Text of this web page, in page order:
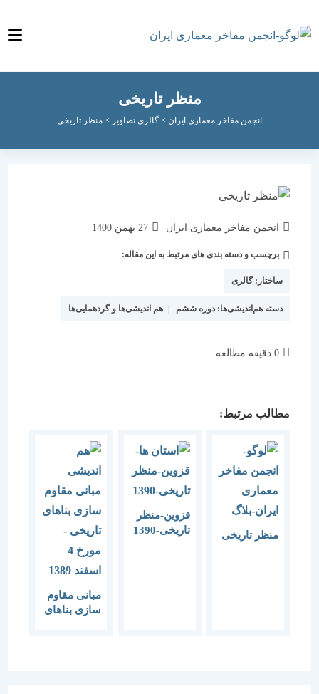
منظر تاریخی
انجمن مفاخر معماری ایران > گالری تصاویر>منظر تاریخی
انجمن مفاخر معماری ایران
نوشته
شده
27 بهمن 1400
برچسب و دسته بندی های مرتبط به این مقاله:
ساختار:گالری
دسته هم‌اندیشی‌ها:دوره ششم | هم اندیشی‌ها و گردهمایی‌ها
مطالب مرتبط:
منظر تاریخی
قزوین-منظر
تاریخی-1390
مبانی مقاوم
سازی بناهای